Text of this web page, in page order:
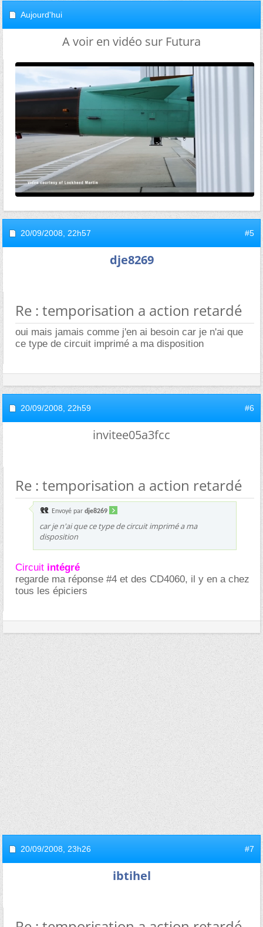
Aujourd'hui
A voir en vidéo sur Futura
20/09/2008, 22h57 #5
dje8269
Re : temporisation a action retardé
oui mais jamais comme j'en ai besoin car je n'ai que
ce type de circuit imprimé a ma disposition
20/09/2008, 22h59 #6
invitee05a3fcc
Re : temporisation a action retardé
Envoyé par dje8269
car je n'ai que ce type de circuit imprimé a ma
disposition
Circuit intégré
regarde ma réponse #4 et des CD4060, il y en a chez
tous les épiciers
20/09/2008, 23h26 #7
ibtihel